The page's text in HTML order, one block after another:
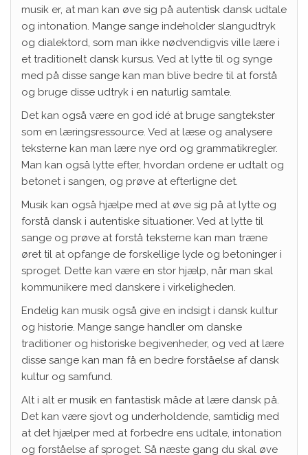
musik er, at man kan øve sig på autentisk dansk udtale
og intonation. Mange sange indeholder slangudtryk
og dialektord, som man ikke nødvendigvis ville lære i
et traditionelt dansk kursus. Ved at lytte til og synge
med på disse sange kan man blive bedre til at forstå
og bruge disse udtryk i en naturlig samtale.
Det kan også være en god idé at bruge sangtekster
som en læringsressource. Ved at læse og analysere
teksterne kan man lære nye ord og grammatikregler.
Man kan også lytte efter, hvordan ordene er udtalt og
betonet i sangen, og prøve at efterligne det.
Musik kan også hjælpe med at øve sig på at lytte og
forstå dansk i autentiske situationer. Ved at lytte til
sange og prøve at forstå teksterne kan man træne
øret til at opfange de forskellige lyde og betoninger i
sproget. Dette kan være en stor hjælp, når man skal
kommunikere med danskere i virkeligheden.
Endelig kan musik også give en indsigt i dansk kultur
og historie. Mange sange handler om danske
traditioner og historiske begivenheder, og ved at lære
disse sange kan man få en bedre forståelse af dansk
kultur og samfund.
Alt i alt er musik en fantastisk måde at lære dansk på.
Det kan være sjovt og underholdende, samtidig med
at det hjælper med at forbedre ens udtale, intonation
og forståelse af sproget. Så næste gang du skal øve